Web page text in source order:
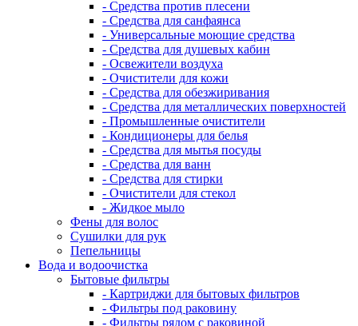
- Средства против плесени
- Средства для санфаянса
- Универсальные моющие средства
- Средства для душевых кабин
- Освежители воздуха
- Очистители для кожи
- Средства для обезжиривания
- Средства для металлических поверхностей
- Промышленные очистители
- Кондиционеры для белья
- Средства для мытья посуды
- Средства для ванн
- Средства для стирки
- Очистители для стекол
- Жидкое мыло
Фены для волос
Сушилки для рук
Пепельницы
Вода и водоочистка
Бытовые фильтры
- Картриджи для бытовых фильтров
- Фильтры под раковину
- Фильтры рядом с раковиной